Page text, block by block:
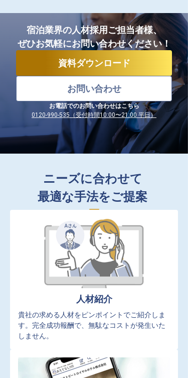
宿泊業界の人材採用ご担当者様、
ぜひお気軽にお問い合わせください！
お問い合わせ
資料ダウンロード
お電話でのお問い合わせはこちら
0120-990-535（受付時間10:00〜21:00 平日）
ニーズに合わせて
最適な手法をご提案
人材紹介
貴社の求める人材をピンポイントでご紹介しま
す。完全成功報酬で、無駄なコストが発生いた
しません。